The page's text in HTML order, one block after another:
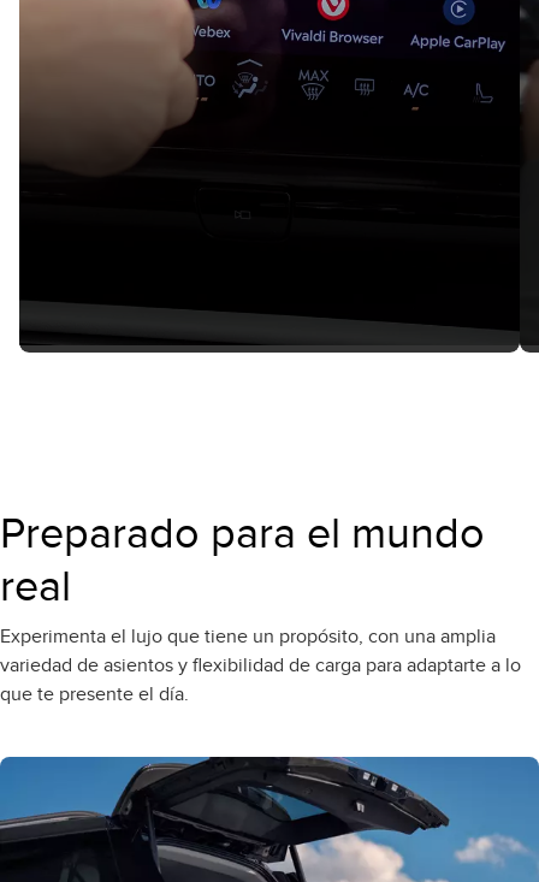
Preparado para el mundo
real
Experimenta el lujo que tiene un propósito, con una amplia
variedad de asientos y flexibilidad de carga para adaptarte a lo
que te presente el día.